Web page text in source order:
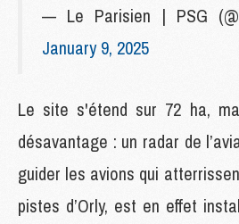
— Le Parisien | PSG
January 9, 2025
Le site s'étend sur 72 ha,
désavantage : un radar de
guider les avions qui
pistes d’Orly, est en effet